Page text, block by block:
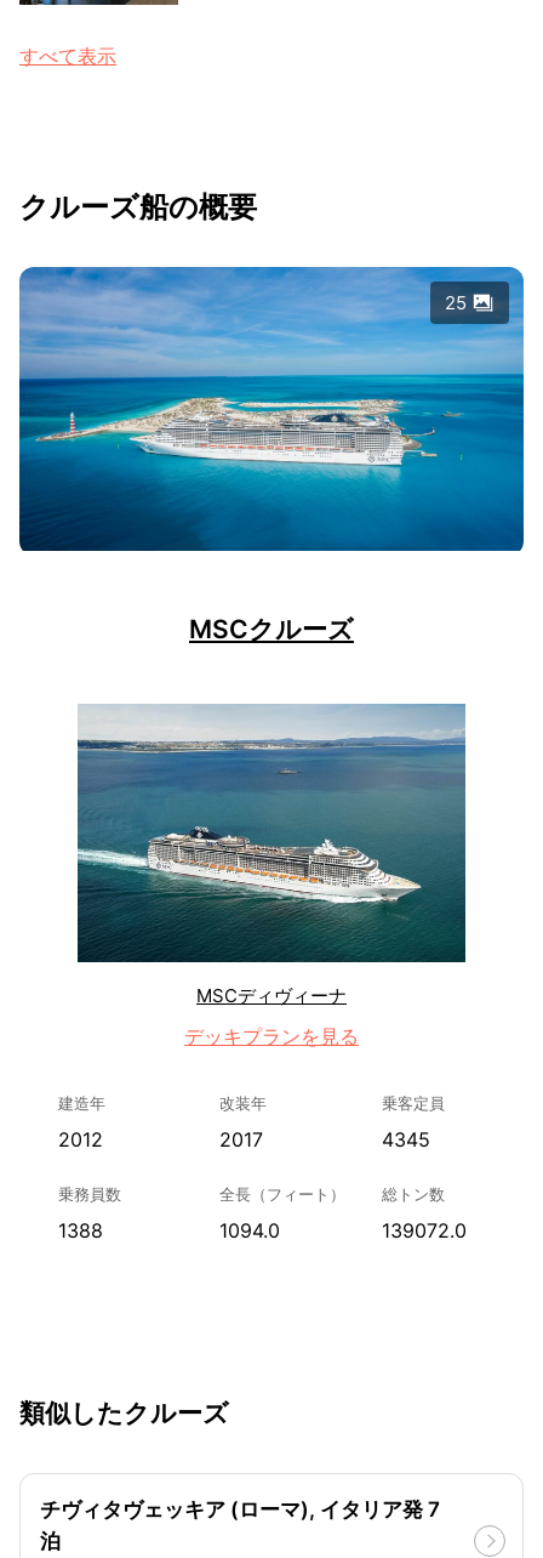
すべて表示
クルーズ船の概要
25
MSCクルーズ
MSCディヴィーナ
デッキプランを見る
建造年
2012
改装年
2017
乗客定員
4345
乗務員数
1388
全長（フィート）
1094.0
総トン数
139072.0
類似したクルーズ
チヴィタヴェッキア (ローマ), イタリア発 7
泊